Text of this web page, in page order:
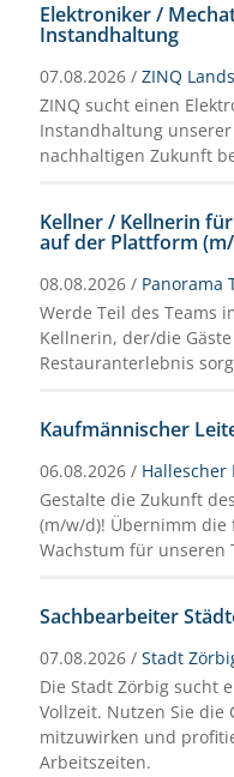
Elektroniker /
Instandhaltung
07.08.2026 /ZINQ
ZINQ sucht einen
Instandhaltung
nachhaltigen Zukunft
Kellner / Kellnerin
auf der Plattform
08.08.2026 / Panorama
Werde Teil des Teams
Kellnerin, der/die
Restauranterlebnis
Kaufmännischer
06.08.2026 / Hallescher
Gestalte die Zukunft
(m/w/d)! Übernimm
Wachstum für unseren
Sachbearbeiter
07.08.2026 /Stadt
Die Stadt Zörbig sucht
Vollzeit. Nutzen Sie
mitzuwirken und
Arbeitszeiten.